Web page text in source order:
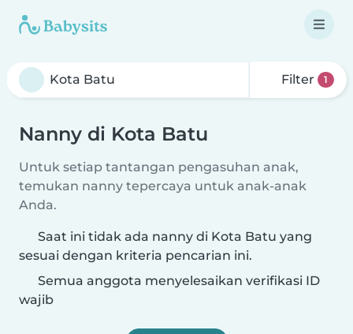
Filter 1
Nanny di Kota Batu
Untuk setiap tantangan pengasuhan anak,
temukan nanny tepercaya untuk anak-anak
Anda.
Saat ini tidak ada nanny di Kota Batu yang
sesuai dengan kriteria pencarian ini.
Semua anggota menyelesaikan verifikasi ID
wajib